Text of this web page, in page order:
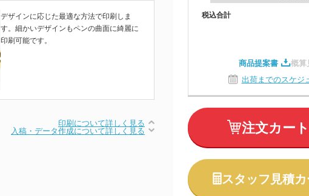
デザインに応じた最適な方法で印刷しま
す。細かいデザインもペンの曲面に綺麗に
印刷可能です。
印刷について詳しく見る
入稿・データ作成について詳しく見る
税込合計
商品提案書
概算
出荷までのスケジ
注文カー
スタッフ見積